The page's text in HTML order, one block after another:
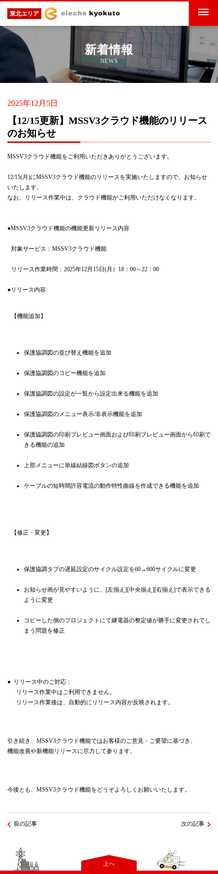
東北エリア
新着情報
NEWS
2025年12月5日
【12/15更新】MSSV3クラウド機能のリリース
のお知らせ
MSSV3クラウド機能をご利用いただきありがとうございます。
12/15(月)にMSSV3クラウド機能のリリースを実施いたしますので、 お知らせ
いたします。
なお、リリース作業中は、クラウド機能がご利用いただけなくなります。
●MSSV3クラウド機能の機能更新リリース内容
対象サービス：MSSV3クラウド機能
リリース作業時間：2025年12月15日(月）18：00～22：00
●リリース内容:
【機能追加】
保護協調図の並び替え機能を追加
保護協調図のコピー機能を追加
保護協調図の設定が一覧から設定出来る機能を追加
保護協調図のメニュー表示/非表示機能を追加
保護協調図の印刷プレビュー画面および印刷プレビュー画面から印刷で
きる機能の追加
上部メニューに単線結線図ボタンの追加
ケーブルの短時間許容電流の動作特性曲線を作成できる機能を追加
【修正・変更】
保護協調タブの遅延設定のサイクル設定を60→600サイクルに変更
お知らせ画が見やすいように、[左揃え][中央揃え][右揃え]で表示できる
ように変更
コピーした側のプロジェクトにて継電器の整定値が勝手に変更されてし
まう問題を修正
● リリース中のご対応：
リリース作業中はご利用できません。
リリース作業後は、自動的にリリース内容が反映されます。
引き続き、MSSV3クラウド機能ではお客様のご意見・ご要望に基づき、
機能改善や新機能リリースに尽力して参ります。
今後とも、MSSV3クラウド機能をどうぞよろしくお願いいたします。
前の記事 次の記事
上へ